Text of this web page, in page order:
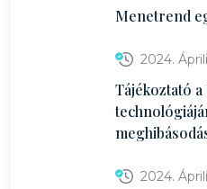
Menetrend
2024.
Tájékoztató
2024.